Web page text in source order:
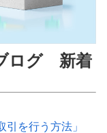
ログ 新着
を行う方法」